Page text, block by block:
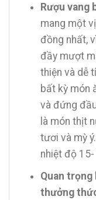
Rượu vang
mang một
đồng nhất,
đầy mượt
thiện và dễ
bất kỳ món
và đứng
là món thịt
tươi và mỳ
nhiệt độ
Quan
thưởng